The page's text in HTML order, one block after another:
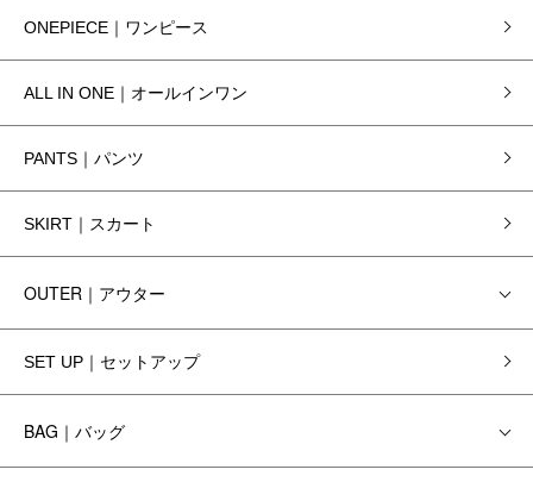
ONEPIECE｜ワンピース
ALL IN ONE｜オールインワン
PANTS｜パンツ
SKIRT｜スカート
OUTER｜アウター
SET UP｜セットアップ
BAG｜バッグ